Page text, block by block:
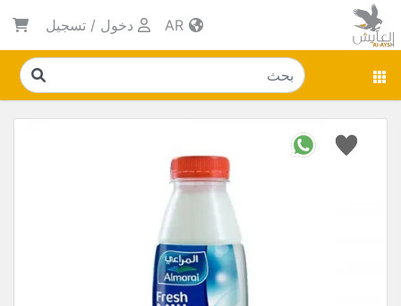
دخول / تسجيل